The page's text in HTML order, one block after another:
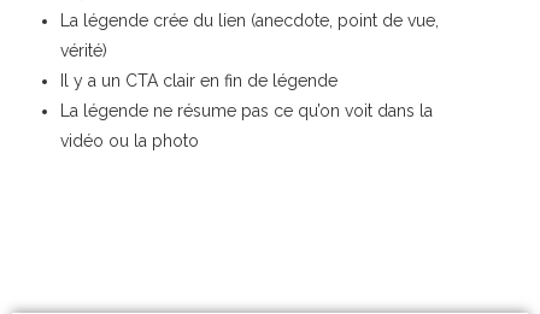
La légende crée du lien (anecdote, point de vue,
vérité)
Il y a un CTA clair en fin de légende
La légende ne résume pas ce qu’on voit dans la
vidéo ou la photo